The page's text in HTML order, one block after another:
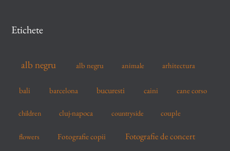
h
Etichete
alb negru alb negru animale arhitectura
bali barcelona bucuresti caini cane corso
children cluj-napoca countryside couple
flowers Fotografie copii Fotografie de concert